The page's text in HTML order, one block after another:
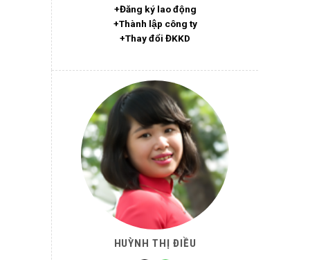
+Đăng ký lao động
+Thành lập công ty
+Thay đổi ĐKKD
HUỲNH THỊ ĐIỀU